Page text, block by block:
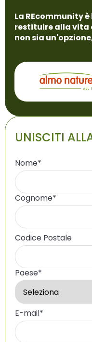
La REcommunity
restituire alla vita
non sia
UNISCITI
Nome*
Cognome*
Codice Postale
Paese*
E-mail*